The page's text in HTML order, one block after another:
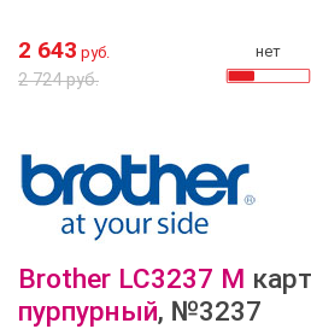
2 643 руб.
2 724 руб.
нет
Brother LC3237 M
пурпурный, №3237